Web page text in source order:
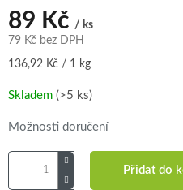
89 Kč / ks
79 Kč bez DPH
Měrná
136,92 Kč / 1 kg
Skladem (>5 ks)
Možnosti doručení
Přidat do